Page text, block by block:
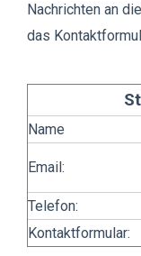
Nachrichten an
das
Name
Email:
Telefon:
Kontaktformular: